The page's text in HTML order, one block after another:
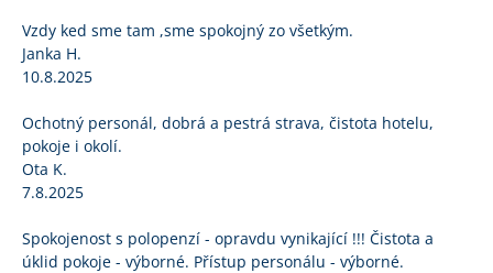
Vzdy ked sme tam ,sme spokojný zo všetkým.
Janka H.
10.8.2025
Ochotný personál, dobrá a pestrá strava, čistota hotelu,
pokoje i okolí.
Ota K.
7.8.2025
Spokojenost s polopenzí - opravdu vynikající !!! Čistota a
úklid pokoje - výborné. Přístup personálu - výborné.